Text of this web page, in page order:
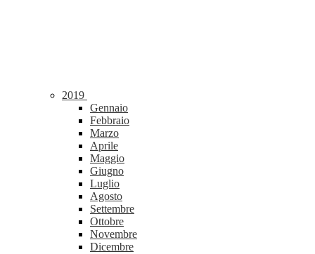
2019
Gennaio
Febbraio
Marzo
Aprile
Maggio
Giugno
Luglio
Agosto
Settembre
Ottobre
Novembre
Dicembre